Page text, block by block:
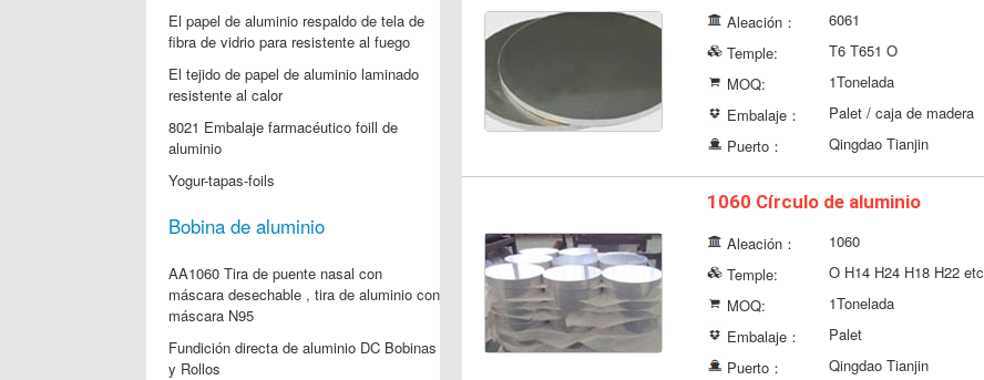
El papel de aluminio respaldo de tela de
fibra de vidrio para resistente al fuego
El tejido de papel de aluminio laminado
resistente al calor
8021 Embalaje farmacéutico foill de
aluminio
Yogur-tapas-foils
Bobina de aluminio
AA1060 Tira de puente nasal con
máscara desechable , tira de aluminio con
máscara N95
Fundición directa de aluminio DC Bobinas
y Rollos
Aleación：
6061
Temple:
T6 T651 O
MOQ:
1Tonelada
Embalaje：
Palet / caja de madera
Puerto：
Qingdao Tianjin
1060 Círculo de aluminio
Aleación：
1060
Temple:
O H14 H24 H18 H22 etc
MOQ:
1Tonelada
Embalaje：
Palet
Puerto：
Qingdao Tianjin